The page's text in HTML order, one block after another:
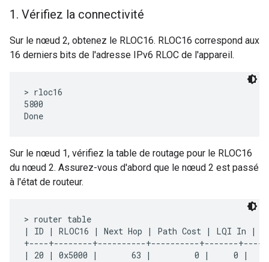
1 . Vérifiez la connectivité
Sur le nœud 2, obtenez le RLOC16. RLOC16 correspond aux
16 derniers bits de l'adresse IPv6 RLOC de l'appareil.
> rloc16
5800
Sur le nœud 1, vérifiez la table de routage pour le RLOC16
du nœud 2. Assurez-vous d'abord que le nœud 2 est passé
à l'état de routeur.
> router table
| ID | RLOC16 | Next Hop | Path Cost | LQI In |
+----+--------+----------+----------+-------
| 20 | 0x5000 |       63 |         0 |     0 |      0